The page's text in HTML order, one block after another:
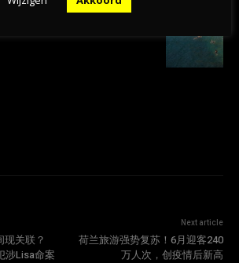
关联？
涉Lisa命案
Next article
荷兰旅游强势复苏！6月迎客240
万人次，创疫情后新高